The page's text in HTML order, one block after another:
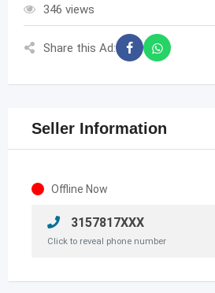
346 views
Share this Ad:
Seller Information
Offline Now
3157817XXX
Click to reveal phone number